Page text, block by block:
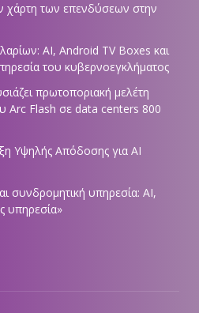
χάρτη των επενδύσεων στην
AI, Android TV Boxes και
του κυβερνοεγκλήματος
πρωτοποριακή μελέτη
Arc Flash σε data centers 800
Υψηλής Απόδοσης για AI
συνδρομητική υπηρεσία: AI,
υπηρεσία»